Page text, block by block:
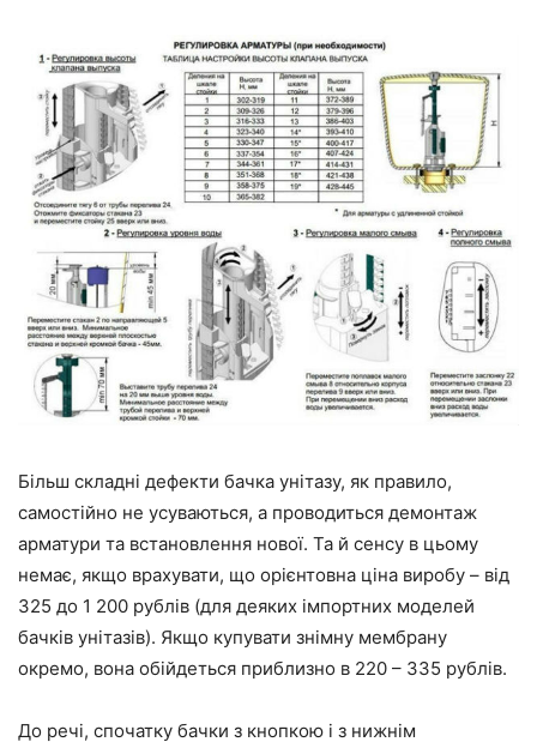
Більш складні дефекти бачка унітазу, як правило,
самостійно не усуваються, а проводиться демонтаж
арматури та встановлення нової. Та й сенсу в цьому
немає, якщо врахувати, що орієнтовна ціна виробу – від
325 до 1 200 рублів (для деяких імпортних моделей
бачків унітазів). Якщо купувати знімну мембрану
окремо, вона обійдеться приблизно в 220 – 335 рублів.
До речі, спочатку бачки з кнопкою і з нижнім